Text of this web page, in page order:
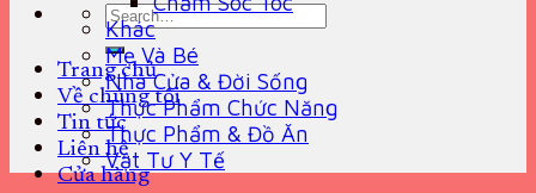
Search
for:
Trang chủ
Về chúng tôi
Tin tức
Liên hệ
Cửa hàng
Khác
Mẹ Và Bé
Nhà Cửa & Đời Sống
Thực Phẩm Chức Năng
Thực Phẩm & Đồ Ăn
Vật Tư Y Tế